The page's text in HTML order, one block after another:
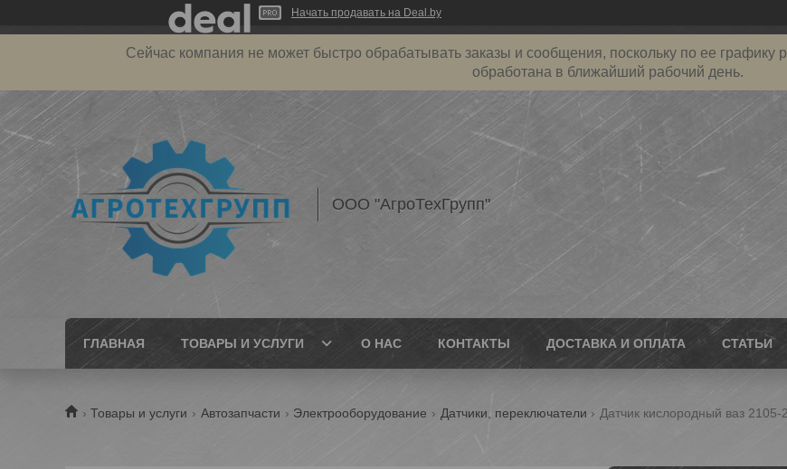
Начать продавать на Deal.by
Сейчас компания не может быстро обрабатывать заказы и сообщения, поскольку по ее графику
обработана в ближайший рабочий день.
ООО "АгроТехГрупп"
ГЛАВНАЯ ТОВАРЫ И УСЛУГИ О НАС КОНТАКТЫ ДОСТАВКА И ОПЛАТА СТАТЬИ
Товары и услуги Автозапчасти Электрооборудование Датчики, переключатели Датчик кислородный ваз 2105-